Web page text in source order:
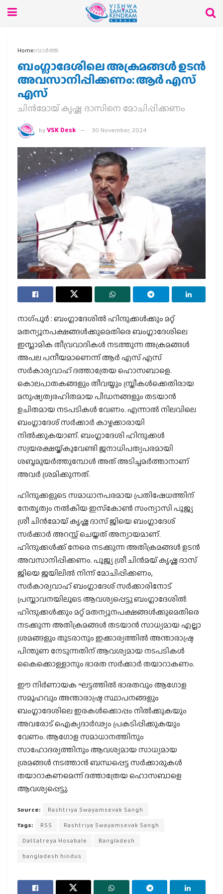
Home വാര്‍ത്ത
ബംഗ്ലാദേശിലെ അക്രമങ്ങൾ ഉടൻ
അവസാനിപ്പിക്കണം: ആർ എസ്
എസ്
ചിൻമോയ് കൃഷ്ണ ദാസിനെ മോചിപ്പിക്കണം
byVSK Desk 30 November, 2024
നാഗ്പൂർ : ബംഗ്ലാദേശിൽ ഹിന്ദുക്കൾക്കും മറ്റ്
മതന്യൂനപക്ഷങ്ങൾക്കുമെതിരെ ബംഗ്ലാദേശിലെ
ഇസ്ലാമിക തീവ്രവാദികൾ നടത്തുന്ന അക്രമങ്ങൾ
അപല പനീയമാണെന്ന് ആർ എസ് എസ്
സർകാര്യവാഹ് ദത്താത്രേയ ഹൊസബാളെ.
കൊലപാതകങ്ങളും തീവയ്പും സ്ത്രീകൾക്കെതിരായ
മനുഷ്യത്വരഹിതമായ പീഡനങ്ങളും തടയാൻ
ഉചിതമായ നടപടികൾ വേണം. എന്നാൽ നിലവിലെ
ബംഗ്ലാദേശ് സർക്കാർ കാഴ്ചക്കാരായി
നിൽക്കുകയാണ്. ബംഗ്ലാദേശി ഹിന്ദുക്കൾ
സ്വയരക്ഷയ്ക്കുവേണ്ടി ജനാധിപത്യപരമായി
ശബ്ദമുയർത്തുമ്പോൾ അത് അടിച്ചമർത്താനാണ്
അവർ ശ്രമിക്കുന്നത്.
ഹിന്ദുക്കളുടെ സമാധാനപരമായ പ്രതിഷേധത്തിന്
നേതൃത്വം നൽകിയ ഇസ്‌കോൺ സംന്യാസി പൂജ്യ
ശ്രീ ചിൻമോയ് കൃഷ്ണ ദാസ് ജിയെ ബംഗ്ലാദേശ്
സർക്കാർ അറസ്റ്റ് ചെയ്തത് അന്യായമാണ്.
ഹിന്ദുക്കൾക്ക് നേരെ നടക്കുന്ന അതിക്രമങ്ങൾ ഉടൻ
അവസാനിപ്പിക്കണം. പൂജ്യ ശ്രീ ചിൻമയ് കൃഷ്ണ ദാസ്
ജിയെ ജയിലിൽ നിന്ന് മോചിപ്പിക്കണം,
സർകാര്യവാഹ് ബംഗ്ലാദേശ് സർക്കാരിനോട്
പ്രസ്താവനയിലൂടെ ആവശ്യപ്പെട്ടു ബംഗ്ലാദേശിൽ
ഹിന്ദുക്കൾക്കും മറ്റ് മതന്യൂനപക്ഷങ്ങൾക്കുമെതിരെ
നടക്കുന്ന അതിക്രമങ്ങൾ തടയാൻ സാധ്യമായ എല്ലാ
ശ്രമങ്ങളും തുടരാനും ഇക്കാര്യത്തിൽ അന്താരാഷ്ട്ര
പിന്തുണ നേടുന്നതിന് ആവശ്യമായ നടപടികൾ
കൈക്കൊള്ളാനും ഭാരത സർക്കാർ തയാറാകണം.
ഈ നിർണായക ഘട്ടത്തിൽ ഭാരതവും ആഗോള
സമൂഹവും അന്താരാഷ്ട്ര സ്ഥാപനങ്ങളും
ബംഗ്ലാദേശിലെ ഇരകൾക്കൊപ്പം നിൽക്കുകയും
അവരോട് ഐക്യദാർഢ്യം പ്രകടിപ്പിക്കുകയും
വേണം. ആഗോള സമാധാനത്തിനും
സാഹോദര്യത്തിനും ആവശ്യമായ സാധ്യമായ
ശ്രമങ്ങൾ നടത്താൻ ബന്ധപ്പെട്ട സർക്കാരുകൾ
തയാറാകണമെന്ന് ദത്താത്രേയ ഹൊസബാളെ
ആവശ്യപ്പെട്ടു.
Source:
Rashtriya Swayamsevak Sangh
Tags:
RSS
Rashtriya Swayamsevak Sangh
Dattatreya Hosabale
Bangladesh
bangladesh hindus